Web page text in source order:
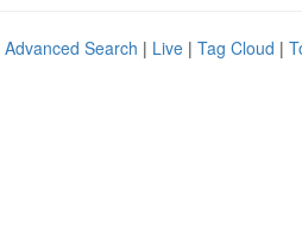
Advanced Search | Live | Tag Cloud |